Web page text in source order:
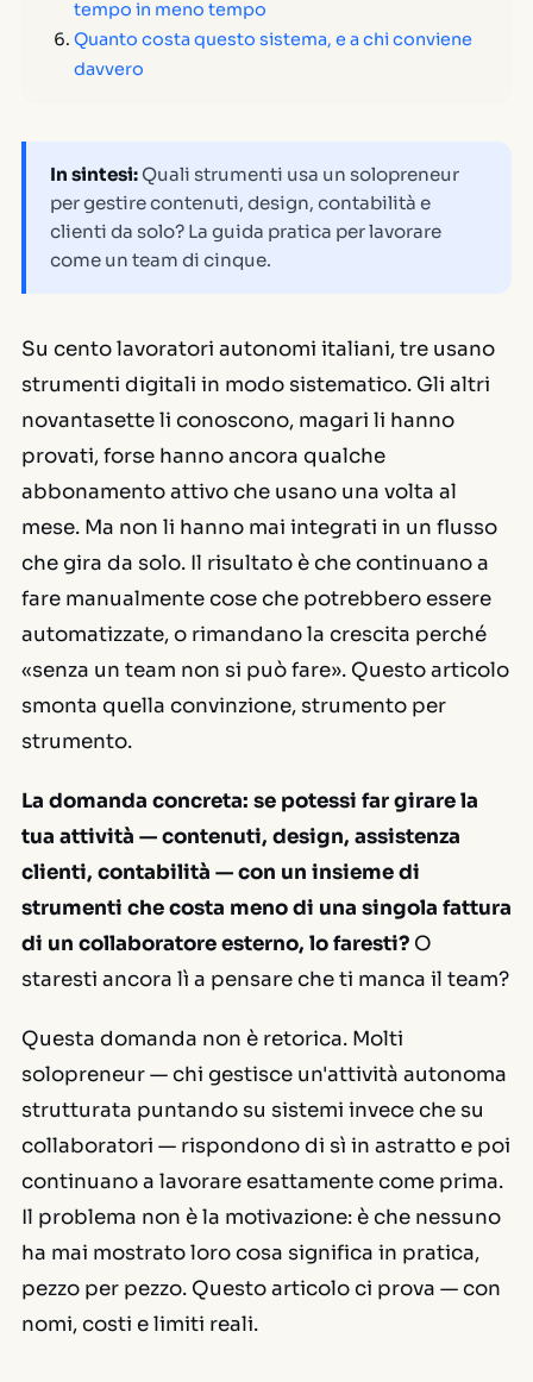
tempo in meno tempo
Quanto costa questo sistema, e a chi conviene
davvero
In sintesi:Quali strumenti usa un solopreneur
per gestire contenuti, design, contabilità e
clienti da solo? La guida pratica per lavorare
come un team di cinque.
Su cento lavoratori autonomi italiani, tre usano
strumenti digitali in modo sistematico. Gli altri
novantasette li conoscono, magari li hanno
provati, forse hanno ancora qualche
abbonamento attivo che usano una volta al
mese. Ma non li hanno mai integrati in un flusso
che gira da solo. Il risultato è che continuano a
fare manualmente cose che potrebbero essere
automatizzate, o rimandano la crescita perché
«senza un team non si può fare». Questo articolo
smonta quella convinzione, strumento per
strumento.
La domanda concreta: se potessi far girare la
tua attività — contenuti, design, assistenza
clienti, contabilità — con un insieme di
strumenti che costa meno di una singola fattura
di un collaboratore esterno, lo faresti? O
staresti ancora lì a pensare che ti manca il team?
Questa domanda non è retorica. Molti
solopreneur — chi gestisce un'attività autonoma
strutturata puntando su sistemi invece che su
collaboratori — rispondono di sì in astratto e poi
continuano a lavorare esattamente come prima.
Il problema non è la motivazione: è che nessuno
ha mai mostrato loro cosa significa in pratica,
pezzo per pezzo. Questo articolo ci prova — con
nomi, costi e limiti reali.